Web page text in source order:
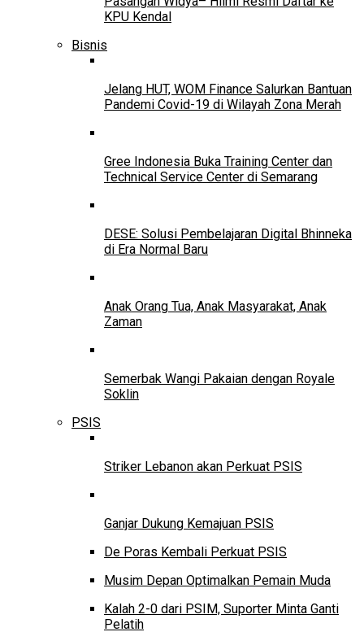
KPU Kendal
Bisnis
Jelang HUT, WOM Finance Salurkan Bantuan
Pandemi Covid-19 di Wilayah Zona Merah
Gree Indonesia Buka Training Center dan
Technical Service Center di Semarang
DESE: Solusi Pembelajaran Digital Bhinneka
di Era Normal Baru
Anak Orang Tua, Anak Masyarakat, Anak
Zaman
Semerbak Wangi Pakaian dengan Royale
Soklin
PSIS
Striker Lebanon akan Perkuat PSIS
Ganjar Dukung Kemajuan PSIS
De Poras Kembali Perkuat PSIS
Musim Depan Optimalkan Pemain Muda
Kalah 2-0 dari PSIM, Suporter Minta Ganti
Pelatih